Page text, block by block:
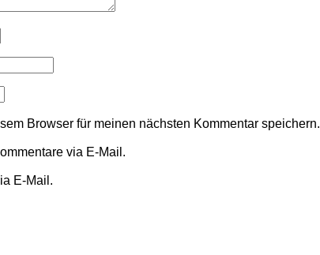
Browser für meinen nächsten Kommentar speichern.
via E-Mail.
E-Mail.